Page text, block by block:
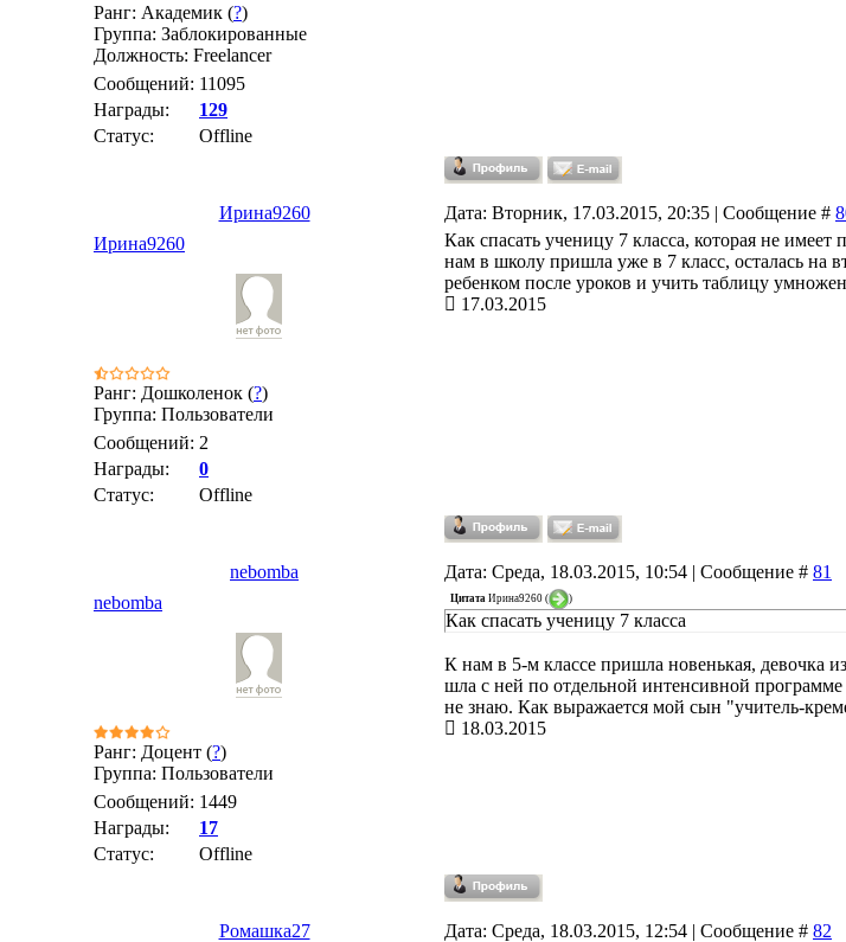
Ранг: Академик (?)
Группа: Заблокированные
Должность: Freelancer
Сообщений: 11095
Награды:
129
Статус:
Offline
Ирина9260 Дата: Вторник, 17.03.2015, 20:35 | Сообщение #
Ирина9260
Ранг: Дошколенок (?)
Группа: Пользователи
Сообщений: 2
Награды:
0
Статус:
Offline
Как спасать ученицу 7 класса, которая не
нам в школу пришла уже в 7 класс, осталась на
ребенком после уроков и учить таблицу
17.03.2015
nebomba Дата: Среда, 18.03.2015, 10:54 | Сообщение # 81
nebomba
Ранг: Доцент (?)
Группа: Пользователи
Сообщений: 1449
Награды:
17
Статус:
Offline
Цитата Ирина9260 ( )
Как спасать ученицу 7 класса
К нам в 5-м классе пришла новенькая, девочка
шла с ней по отдельной интенсивной программе
не знаю. Как выражается мой сын "учитель-
18.03.2015
Ромашка27 Дата: Среда, 18.03.2015, 12:54 | Сообщение # 82